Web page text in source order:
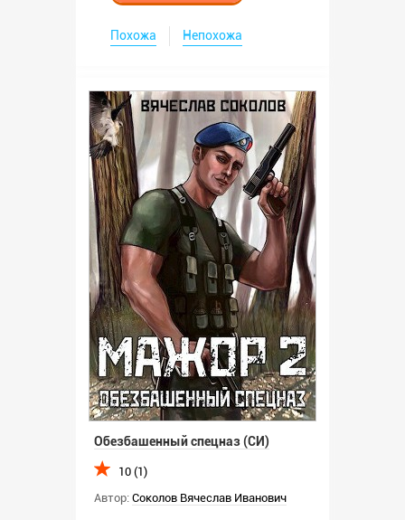
Похожа Непохожа
Обезбашенный спецназ (СИ)
10 (1)
Автор: Соколов Вячеслав Иванович